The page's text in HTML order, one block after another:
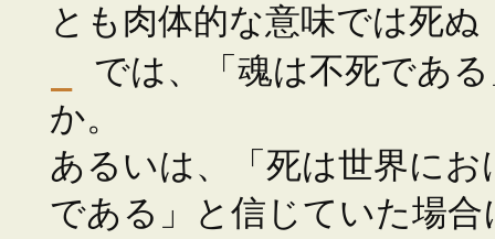
とも肉体的な意味では死
では、「魂は不死であ
か。
あるいは、「死は世界に
である」と信じていた場合